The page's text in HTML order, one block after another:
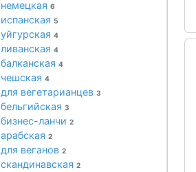
немецкая 6
испанская 5
уйгурская 4
ливанская 4
балканская 4
чешская 4
для вегетарианцев 3
бельгийская 3
бизнес-ланчи 2
арабская 2
для веганов 2
скандинавская 2